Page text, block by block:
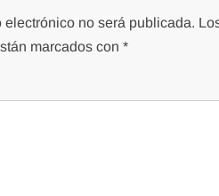
electrónico no será publicada.
marcados con*